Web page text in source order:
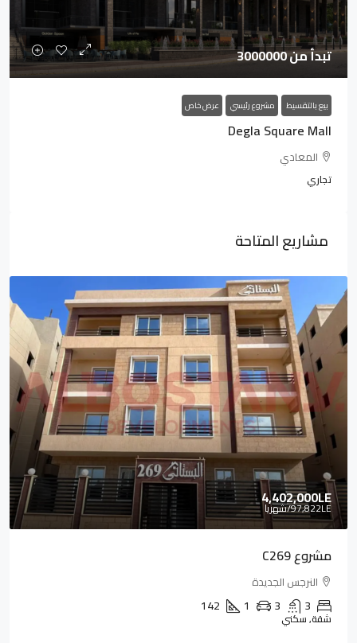
تبدأ من 3000000
بيع بالتقسيط مشروع رئيسي عرض خاص
Degla Square Mall
المعادي
تجاري
مشاريع المتاحة
4,402,000LE
97,822LE/شهريا
مشروع C269
النرجس الجديدة
3
3
1
142
شقة, سكني